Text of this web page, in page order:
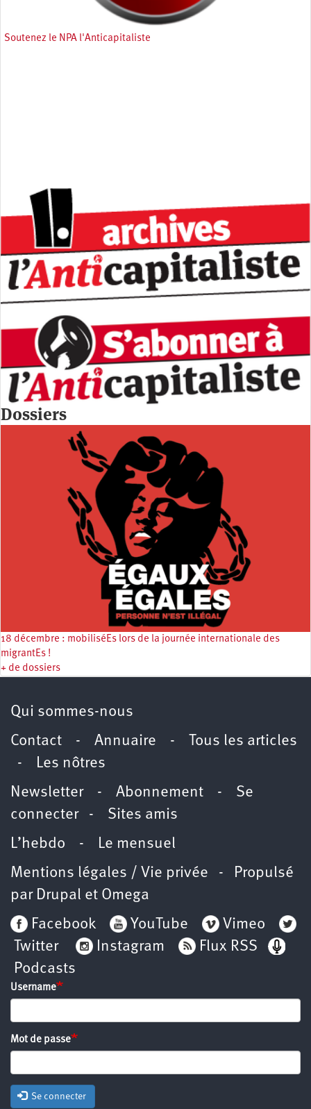
Soutenez le NPA l'Anticapitaliste
Dossiers
18 décembre : mobiliséEs lors de la journée internationale des
migrantEs !
+ de dossiers
Qui sommes-nous
Contact - Annuaire - Tous les articles
-
Les nôtres
Newsletter- Abonnement - Se
connecter- Sites amis
L’hebdo -
Le mensuel
Mentions légales / Vie privée - Propulsé
par Drupal et Omega
Facebook
YouTube
Vimeo
Twitter
Instagram
Flux RSS
Podcasts
Username
Mot de passe
Se connecter